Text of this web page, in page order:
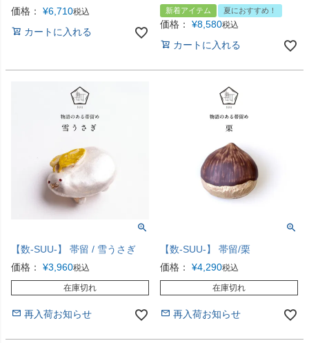
価格：
¥6,710税込
カートに入れる
新着アイテム 夏におすすめ！
価格： ¥8,580税込
カートに入れる
【数-SUU-】 帯留 / 雪うさぎ
価格：
¥3,960税込
在庫切れ
再入荷お知らせ
【数-SUU-】 帯留/栗
価格：
¥4,290税込
在庫切れ
再入荷お知らせ